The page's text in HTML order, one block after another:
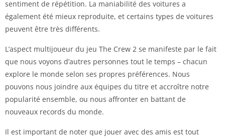
sentiment de répétition. La maniabilité des voitures a
également été mieux reproduite, et certains types de voitures
peuvent être très différents.
L’aspect multijoueur du jeu The Crew 2 se manifeste par le fait
que nous voyons d’autres personnes tout le temps – chacun
explore le monde selon ses propres préférences. Nous
pouvons nous joindre aux équipes du titre et accroître notre
popularité ensemble, ou nous affronter en battant de
nouveaux records du monde.
Il est important de noter que jouer avec des amis est tout